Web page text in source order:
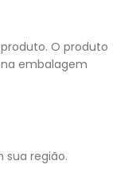
O produto
embalagem
sua região.